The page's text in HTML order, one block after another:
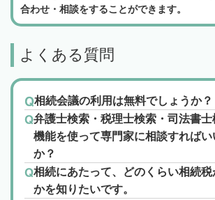
合わせ・相談をすることができます。
よくある質問
相続会議の利用は無料でしょうか？
弁護士検索・税理士検索・司法書
機能を使って専門家に相談すればい
か？
相続にあたって、どのくらい相続税
かを知りたいです。